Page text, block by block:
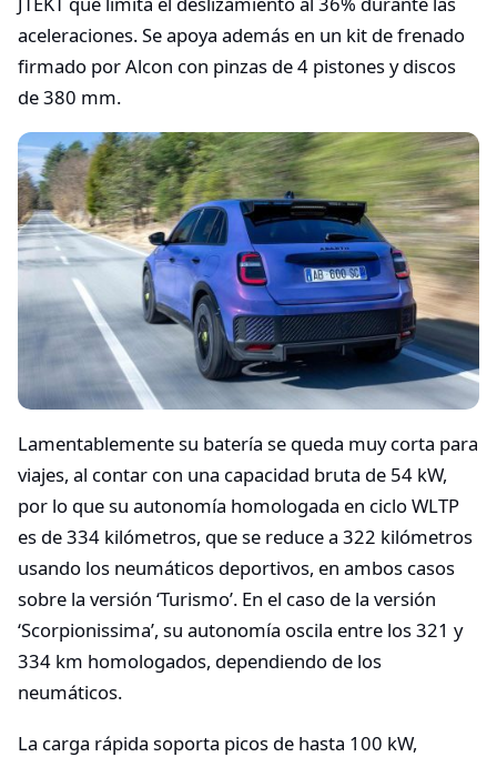
aceleraciones. Se apoya además en un kit de frenado
firmado por Alcon con pinzas de 4 pistones y discos
de 380 mm.
Lamentablemente su batería se queda muy corta para
viajes, al contar con una capacidad bruta de 54 kW,
por lo que su autonomía homologada en ciclo WLTP
es de 334 kilómetros, que se reduce a 322 kilómetros
usando los neumáticos deportivos, en ambos casos
sobre la versión ‘Turismo’. En el caso de la versión
‘Scorpionissima’, su autonomía oscila entre los 321 y
334 km homologados, dependiendo de los
neumáticos.
La carga rápida soporta picos de hasta 100 kW,